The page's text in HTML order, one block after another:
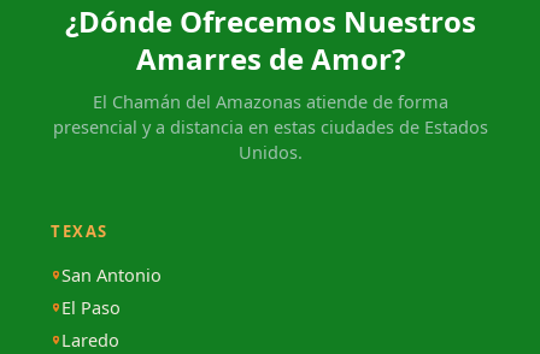
¿Dónde Ofrecemos Nuestros
Amarres de Amor?
El Chamán del Amazonas atiende de forma
presencial y a distancia en estas ciudades de Estados
Unidos.
TEXAS
San Antonio
El Paso
Laredo